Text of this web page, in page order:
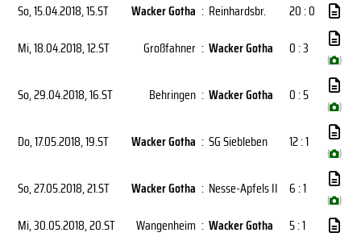
So, 15.04.2018, 15.ST Wacker Gotha : Reinhardsbr.
20 : 0
Mi, 18.04.2018, 12.ST Großfahner : Wacker Gotha 0 : 3
( )
So, 29.04.2018, 16.ST Behringen : Wacker Gotha 0 : 5
( )
Do, 17.05.2018, 19.ST Wacker Gotha : SG Siebleben 12 : 1
( )
So, 27.05.2018, 21.ST Wacker Gotha : Nesse-Apfels II 6 : 1
( )
Mi, 30.05.2018, 20.ST Wangenheim : Wacker Gotha 5 : 1